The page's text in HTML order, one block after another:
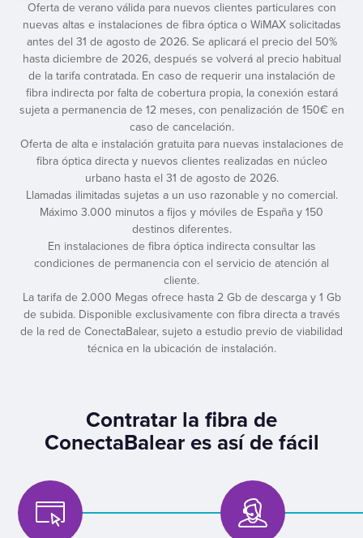
Oferta de verano válida para nuevos clientes particulares con
nuevas altas e instalaciones de fibra óptica o WiMAX solicitadas
antes del 31 de agosto de 2026. Se aplicará el precio del 50%
hasta diciembre de 2026, después se volverá al precio habitual
de la tarifa contratada. En caso de requerir una instalación de
fibra indirecta por falta de cobertura propia, la conexión estará
sujeta a permanencia de 12 meses, con penalización de 150€ en
caso de cancelación.
Oferta de alta e instalación gratuita para nuevas instalaciones de
fibra óptica directa y nuevos clientes realizadas en núcleo
urbano hasta el 31 de agosto de 2026.
Llamadas ilimitadas sujetas a un uso razonable y no comercial.
Máximo 3.000 minutos a fijos y móviles de España y 150
destinos diferentes.
En instalaciones de fibra óptica indirecta consultar las
condiciones de permanencia con el servicio de atención al
cliente.
La tarifa de 2.000 Megas ofrece hasta 2 Gb de descarga y 1 Gb
de subida. Disponible exclusivamente con fibra directa a través
de la red de ConectaBalear, sujeto a estudio previo de viabilidad
técnica en la ubicación de instalación.
Contratar la fibra de
ConectaBalear es así de fácil